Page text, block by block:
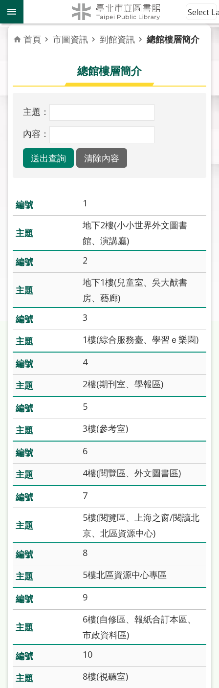
跳到主要內容區塊
到
館
資
訊
者
活
報
導
於
市
線
上
申
請
常
見
問
答
加
入
市
圖
網
站
導
覽
閱
讀
網
兒
童
版
常
見
問
答
雙
語
Select
首頁 市圖資訊 到館資訊 總館樓層簡介
總館樓層簡介
主題：
內容：
1
地下2樓(小小世界外文圖書
館、演講廳)
2
地下1樓(兒童室、吳大猷書
房、藝廊)
3
1樓(綜合服務臺、學習ｅ樂園)
4
2樓(期刊室、學報區)
5
3樓(參考室)
6
4樓(閱覽區、外文圖書區)
7
5樓(閱覽區、上海之窗/閱讀北
京、北區資源中心)
8
5樓北區資源中心專區
9
6樓(自修區、報紙合訂本區、
市政資料區)
10
8樓(視聽室)